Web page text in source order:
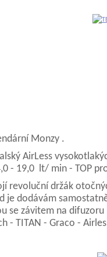
Monzy .
AirLess
- 19,0 lt/ min - TOP
revoluční držák
je dodávám
závitem na difuzoru
- TITAN - Graco -